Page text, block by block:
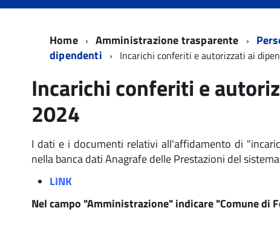
Home Amministrazione trasparente
dipendenti
Incarichi conferiti e autorizzati ai
Incarichi conferiti e
2024
I dati e i documenti relativi all'affidamento di
nella banca dati Anagrafe delle Prestazioni del
LINK
Nel campo "Amministrazione" indicare "Comune di